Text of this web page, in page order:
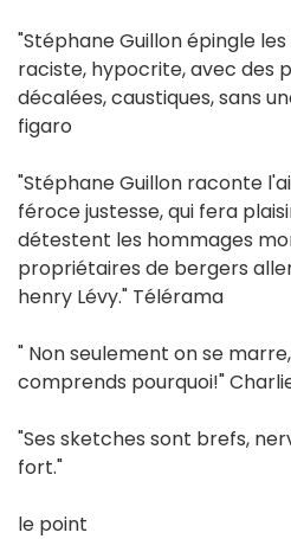
"Stéphane Guillon épingle
raciste, hypocrite, avec des
décalées, caustiques, sans
figaro
"Stéphane Guillon raconte
féroce justesse, qui fera
détestent les hommages
propriétaires de bergers
henry Lévy." Télérama
" Non seulement on se
comprends pourquoi!"
"Ses sketches sont brefs,
fort."
le point